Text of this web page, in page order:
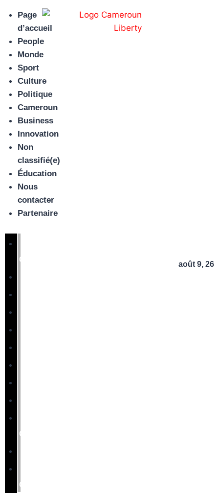
Page
d’accueil
People
Monde
Sport
Culture
Politique
Cameroun
Business
Innovation
Non
classifié(e)
Éducation
Nous
contacter
Partenaire
d’accueil
classifié(e)
contacter
août 9, 26